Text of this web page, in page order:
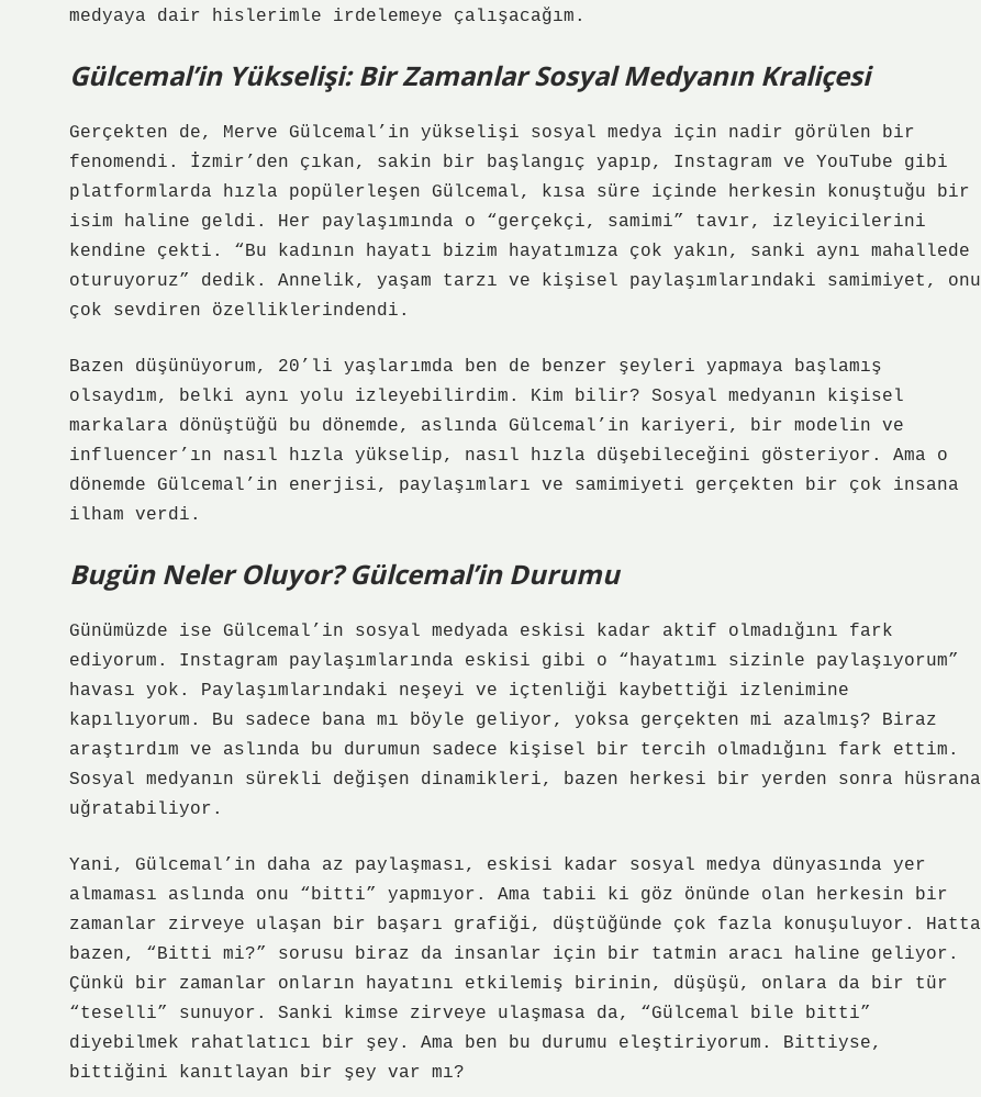
medyaya dair hislerimle irdelemeye çalışacağım.
Gülcemal’in Yükselişi: Bir Zamanlar Sosyal Medyanın Kraliçesi
Gerçekten de, Merve Gülcemal’in yükselişi sosyal medya için nadir görülen bir
fenomendi. İzmir’den çıkan, sakin bir başlangıç yapıp, Instagram ve YouTube gibi
platformlarda hızla popülerleşen Gülcemal, kısa süre içinde herkesin konuştuğu bir
isim haline geldi. Her paylaşımında o “gerçekçi, samimi” tavır, izleyicilerini
kendine çekti. “Bu kadının hayatı bizim hayatımıza çok yakın, sanki aynı mahallede
oturuyoruz” dedik. Annelik, yaşam tarzı ve kişisel paylaşımlarındaki samimiyet, onu
çok sevdiren özelliklerindendi.
Bazen düşünüyorum, 20’li yaşlarımda ben de benzer şeyleri yapmaya başlamış
olsaydım, belki aynı yolu izleyebilirdim. Kim bilir? Sosyal medyanın kişisel
markalara dönüştüğü bu dönemde, aslında Gülcemal’in kariyeri, bir modelin ve
influencer’ın nasıl hızla yükselip, nasıl hızla düşebileceğini gösteriyor. Ama o
dönemde Gülcemal’in enerjisi, paylaşımları ve samimiyeti gerçekten bir çok insana
ilham verdi.
Bugün Neler Oluyor? Gülcemal’in Durumu
Günümüzde ise Gülcemal’in sosyal medyada eskisi kadar aktif olmadığını fark
ediyorum. Instagram paylaşımlarında eskisi gibi o “hayatımı sizinle paylaşıyorum”
havası yok. Paylaşımlarındaki neşeyi ve içtenliği kaybettiği izlenimine
kapılıyorum. Bu sadece bana mı böyle geliyor, yoksa gerçekten mi azalmış? Biraz
araştırdım ve aslında bu durumun sadece kişisel bir tercih olmadığını fark ettim.
Sosyal medyanın sürekli değişen dinamikleri, bazen herkesi bir yerden sonra hüsrana
uğratabiliyor.
Yani, Gülcemal’in daha az paylaşması, eskisi kadar sosyal medya dünyasında yer
almaması aslında onu “bitti” yapmıyor. Ama tabii ki göz önünde olan herkesin bir
zamanlar zirveye ulaşan bir başarı grafiği, düştüğünde çok fazla konuşuluyor. Hatta
bazen, “Bitti mi?” sorusu biraz da insanlar için bir tatmin aracı haline geliyor.
Çünkü bir zamanlar onların hayatını etkilemiş birinin, düşüşü, onlara da bir tür
“teselli” sunuyor. Sanki kimse zirveye ulaşmasa da, “Gülcemal bile bitti”
diyebilmek rahatlatıcı bir şey. Ama ben bu durumu eleştiriyorum. Bittiyse,
bittiğini kanıtlayan bir şey var mı?